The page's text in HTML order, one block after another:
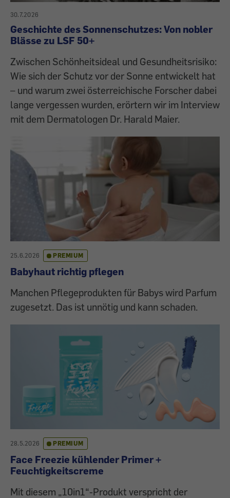
30.7.2026
Geschichte des Sonnenschutzes: Von nobler
Blässe zu LSF 50+
Zwischen Schönheitsideal und Gesundheitsrisiko:
Wie sich der Schutz vor der Sonne entwickelt hat
– und warum zwei österreichische Forscher dabei
lange vergessen wurden, erörtern wir im Interview
mit dem Dermatologen Dr. Harald Maier.
25.6.2026 PREMIUM
Babyhaut richtig pflegen
Manchen Pflegeprodukten für Babys wird Parfum
zugesetzt. Das ist unnötig und kann schaden.
28.5.2026 PREMIUM
Face Freezie kühlender Primer +
Feuchtigkeitscreme
Mit diesem „10in1“-Produkt verspricht der